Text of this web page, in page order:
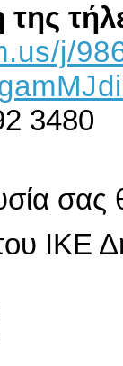
j/
3480
σας
ΙΚΕ